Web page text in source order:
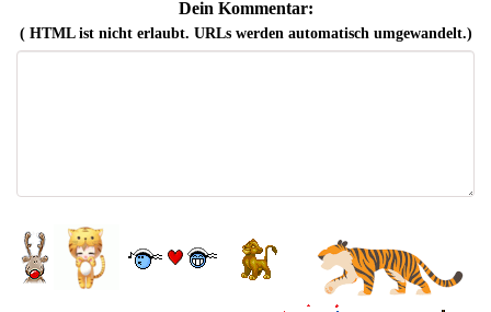
Dein Kommentar:
( HTML ist nichterlaubt. URLs werden automatisch umgewandelt.)